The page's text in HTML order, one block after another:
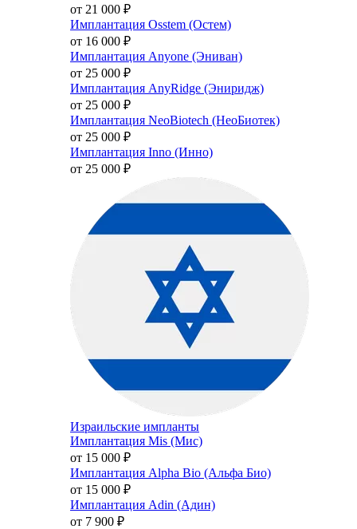
от 21 000 ₽
Имплантация Osstem (Остем)
от 16 000 ₽
Имплантация Anyone (Эниван)
от 25 000 ₽
Имплантация AnyRidge (Эниридж)
от 25 000 ₽
Имплантация NeoBiotech (НеоБиотек)
от 25 000 ₽
Имплантация Inno (Инно)
от 25 000 ₽
Израильские импланты
Имплантация Mis (Мис)
от 15 000 ₽
Имплантация Alpha Bio (Альфа Био)
от 15 000 ₽
Имплантация Adin (Адин)
от 7 900 ₽